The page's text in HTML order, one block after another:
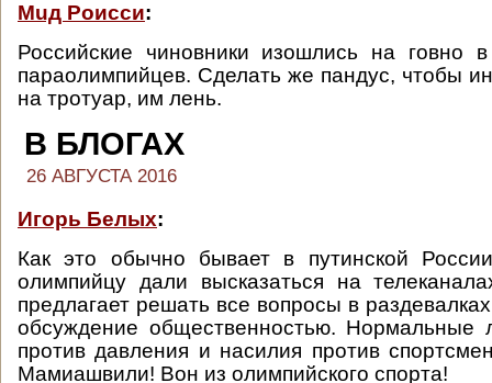
Мuд Роисси:
Российские чиновники изошлись на говно
параолимпийцев. Сделать же пандус, чтобы
на тротуар, им лень.
В БЛОГАХ
26 АВГУСТА 2016
Игорь Белых:
Как это обычно бывает в путинской
олимпийцу дали высказаться на
предлагает решать все вопросы в
обсуждение общественностью. Нормальные
против давления и насилия против
Мамиашвили! Вон из олимпийского спорта!